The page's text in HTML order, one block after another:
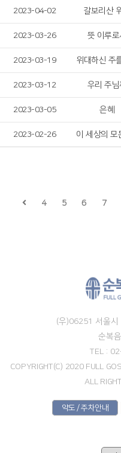
2023-04-02 갈보리산
2023-03-26 뜻 이루로
2023-03-19
2023-03-12 우리 주님
2023-03-05 은혜
2023-02-26
4 5 6 7
(우)06251 서울
순복
TEL :
COPYRIGHT(C) 2020 FULL
ALL
약도 / 주차안내